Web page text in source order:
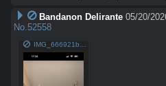
Bandanon Delirante 05/20/
No. 52558